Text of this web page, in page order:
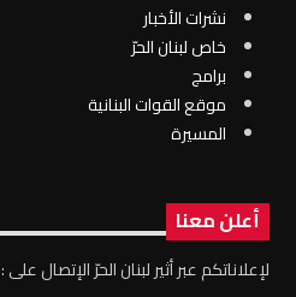
نشرات الأخبار
خاص لبنان الحرّ
برامج
موقع القوات البنانية
المسيرة
أعلن معنا
لإعلاناتكم عبر أثير لبنان الحرّ الإتصال على :